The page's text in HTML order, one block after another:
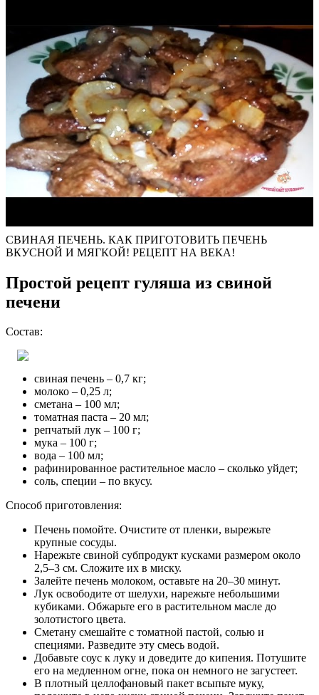
СВИНАЯ ПЕЧЕНЬ. КАК ПРИГОТОВИТЬ ПЕЧЕНЬ
ВКУСНОЙ И МЯГКОЙ! РЕЦЕПТ НА ВЕКА!
Простой рецепт гуляша из свиной
печени
Состав:
свиная печень – 0,7 кг;
молоко – 0,25 л;
сметана – 100 мл;
томатная паста – 20 мл;
репчатый лук – 100 г;
мука – 100 г;
вода – 100 мл;
рафинированное растительное масло – сколько уйдет;
соль, специи – по вкусу.
Способ приготовления:
Печень помойте. Очистите от пленки, вырежьте
крупные сосуды.
Нарежьте свиной субпродукт кусками размером около
2,5–3 см. Сложите их в миску.
Залейте печень молоком, оставьте на 20–30 минут.
Лук освободите от шелухи, нарежьте небольшими
кубиками. Обжарьте его в растительном масле до
золотистого цвета.
Сметану смешайте с томатной пастой, солью и
специями. Разведите эту смесь водой.
Добавьте соус к луку и доведите до кипения. Потушите
его на медленном огне, пока он немного не загустеет.
В плотный целлофановый пакет всыпьте муку,